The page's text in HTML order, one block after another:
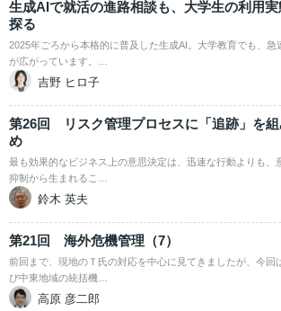
生成AIで就活の進路相談も、大学生の利用
探る
2025年ごろから本格的に普及した生成AI。大学教育でも、急
が広がっています。…
吉野 ヒロ子
第26回 リスク管理プロセスに「追跡」を
め
最も効果的なビジネス上の意思決定は、迅速な行動よりも、
抑制から生まれるこ…
鈴木 英夫
第21回 海外危機管理（7）
前回まで、現地のＴ氏の対応を中心に見てきましたが、今回
び中東地域の統括機…
高原 彦二郎